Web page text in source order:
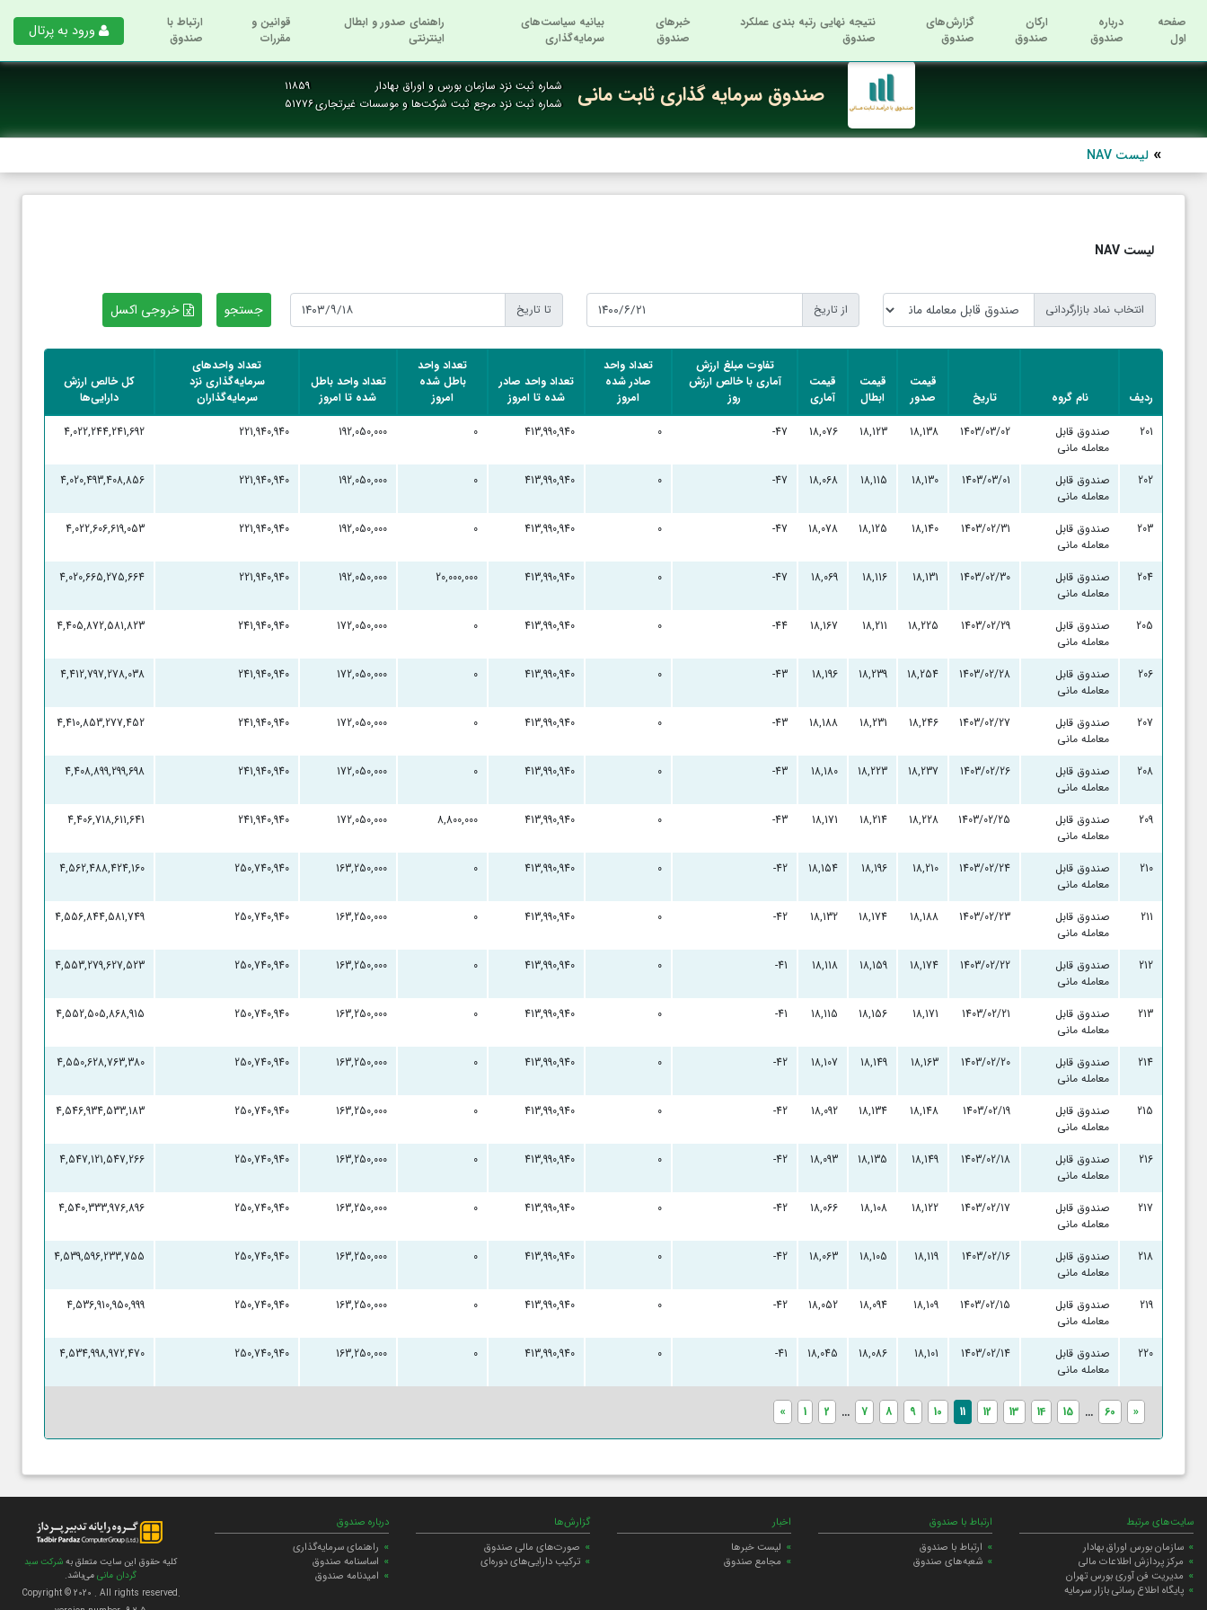
صفحه
اول
درباره
صندوق
ارکان
صندوق
گزارش‌های
صندوق
نتیجه نهایی رتبه بندی عملکرد
صندوق
خبرهای
صندوق
بیانیه سیاست‌های
سرمایه‌گذاری
راهنمای صدور و ابطال
اینترنتی
قوانین و
مقررات
ارتباط با
صندوق
ورود به پرتال
صندوق سرمایه گذاری ثابت مانی شماره ثبت نزد سازمان بورس و اوراق بهادار
۱۱۸۵۹
شماره ثبت نزد مرجع ثبت شرکت‌ها و موسسات غیرتجاری۵۱۷۷۶
لیست NAV
لیست NAV
انتخاب نماد بازارگردانی از تاریخ تا تاریخ خروجی اکسل
ردیف نام گروه تاریخ
قیمت
صدور
قیمت
ابطال
قیمت
آماری
تفاوت مبلغ ارزش
آماری با خالص ارزش
روز
تعداد واحد
صادر شده
امروز
تعداد واحد صادر
شده تا امروز
تعداد واحد
باطل شده
امروز
تعداد واحد باطل
شده تا امروز
تعداد واحدهای
سرمایه‌گذاری نزد
سرمایه‌گذاران
کل خالص ارزش
دارایی‌ها
201
صندوق قابل
معامله مانی
1403/03/02
18,138
18,123
18,076
-47
0
413,990,940
0
192,050,000
221,940,940
4,022,244,241,692
202
صندوق قابل
معامله مانی
1403/03/01
18,130
18,115
18,068
-47
0
413,990,940
0
192,050,000
221,940,940
4,020,493,408,856
203
صندوق قابل
معامله مانی
1403/02/31
18,140
18,125
18,078
-47
0
413,990,940
0
192,050,000
221,940,940
4,022,606,619,053
204
صندوق قابل
معامله مانی
1403/02/30
18,131
18,116
18,069
-47
0
413,990,940
20,000,000
192,050,000
221,940,940
4,020,665,275,664
205
صندوق قابل
معامله مانی
1403/02/29
18,225
18,211
18,167
-44
0
413,990,940
0
172,050,000
241,940,940
4,405,872,581,823
206
صندوق قابل
معامله مانی
1403/02/28
18,254
18,239
18,196
-43
0
413,990,940
0
172,050,000
241,940,940
4,412,797,278,038
207
صندوق قابل
معامله مانی
1403/02/27
18,246
18,231
18,188
-43
0
413,990,940
0
172,050,000
241,940,940
4,410,853,277,452
208
صندوق قابل
معامله مانی
1403/02/26
18,237
18,223
18,180
-43
0
413,990,940
0
172,050,000
241,940,940
4,408,899,299,698
209
صندوق قابل
معامله مانی
1403/02/25
18,228
18,214
18,171
-43
0
413,990,940
8,800,000
172,050,000
241,940,940
4,406,718,611,641
210
صندوق قابل
معامله مانی
1403/02/24
18,210
18,196
18,154
-42
0
413,990,940
0
163,250,000
250,740,940
4,562,488,424,160
211
صندوق قابل
معامله مانی
1403/02/23
18,188
18,174
18,132
-42
0
413,990,940
0
163,250,000
250,740,940
4,556,844,581,749
212
صندوق قابل
معامله مانی
1403/02/22
18,174
18,159
18,118
-41
0
413,990,940
0
163,250,000
250,740,940
4,553,279,627,523
213
صندوق قابل
معامله مانی
1403/02/21
18,171
18,156
18,115
-41
0
413,990,940
0
163,250,000
250,740,940
4,552,505,868,915
214
صندوق قابل
معامله مانی
1403/02/20
18,163
18,149
18,107
-42
0
413,990,940
0
163,250,000
250,740,940
4,550,628,763,380
215
صندوق قابل
معامله مانی
1403/02/19
18,148
18,134
18,092
-42
0
413,990,940
0
163,250,000
250,740,940
4,546,934,533,183
216
صندوق قابل
معامله مانی
1403/02/18
18,149
18,135
18,093
-42
0
413,990,940
0
163,250,000
250,740,940
4,547,121,547,266
217
صندوق قابل
معامله مانی
1403/02/17
18,122
18,108
18,066
-42
0
413,990,940
0
163,250,000
250,740,940
4,540,333,976,896
218
صندوق قابل
معامله مانی
1403/02/16
18,119
18,105
18,063
-42
0
413,990,940
0
163,250,000
250,740,940
4,539,596,233,755
219
صندوق قابل
معامله مانی
1403/02/15
18,109
18,094
18,052
-42
0
413,990,940
0
163,250,000
250,740,940
4,536,910,950,999
220
صندوق قابل
معامله مانی
1403/02/14
18,101
18,086
18,045
-41
0
413,990,940
0
163,250,000
250,740,940
4,534,998,972,470
« 1 2 ... 7 8 9 10 11 12 13 14 15 ... 60 »
سایت‌های مرتبط
سازمان بورس اوراق بهادار
مرکز پردازش اطلاعات مالی
مدیریت فن آوری بورس تهران
پایگاه اطلاع رسانی بازار سرمایه
ارتباط با صندوق
ارتباط با صندوق
شعبه‌های صندوق
اخبار
لیست خبرها
مجامع صندوق
گزارش‌ها
صورت‌های مالی صندوق
ترکیب دارایی‌های دوره‌ای
درباره صندوق
راهنمای سرمایه‌گذاری
اساسنامه صندوق
امیدنامه صندوق
کلیه حقوق این سایت متعلق به شرکت سبد
گردان مانی می‌باشد.
Copyright © 2020 . All rights reserved.